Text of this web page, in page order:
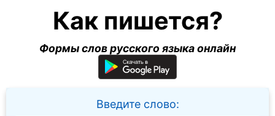
Как пишется?
Формы слов русского языка онлайн
Введите слово: